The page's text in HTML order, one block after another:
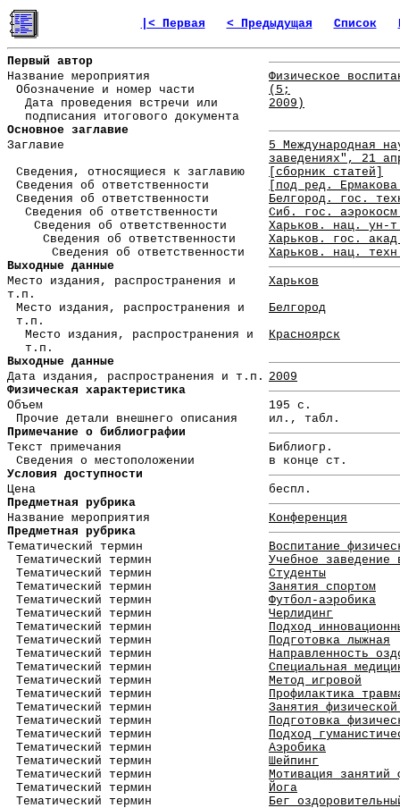
|< Первая < Предыдущая Список
Первый автор
Название мероприятия
Физическое
Обозначение и номер части
(5;
Дата проведения встречи или
подписания итогового документа
2009)
Основное заглавие
Заглавие
5 Международная
заведениях", 21
Сведения, относящиеся к заглавию
[сборник статей]
Сведения об ответственности
[под ред.
Сведения об ответственности
Белгород. гос.
Сведения об ответственности
Сиб. гос.
Сведения об ответственности
Харьков. нац. ун-
Сведения об ответственности
Харьков. гос.
Сведения об ответственности
Харьков. нац.
Выходные данные
Место издания, распространения и
т.п.
Харьков
Место издания, распространения и
т.п.
Белгород
Место издания, распространения и
т.п.
Красноярск
Выходные данные
Дата издания, распространения и т.п. 2009
Физическая характеристика
Объем
195 с.
Прочие детали внешнего описания
ил., табл.
Примечание о библиографии
Текст примечания
Библиогр.
Сведения о местоположении
в конце ст.
Условия доступности
Цена
беспл.
Предметная рубрика
Название мероприятия
Конференция
Предметная рубрика
Тематический термин
Воспитание
Тематический термин
Учебное заведение
Тематический термин
Студенты
Тематический термин
Занятия спортом
Тематический термин
Футбол-аэробика
Тематический термин
Черлидинг
Тематический термин
Подход
Тематический термин
Подготовка лыжная
Тематический термин
Направленность
Тематический термин
Специальная
Тематический термин
Метод игровой
Тематический термин
Профилактика
Тематический термин
Занятия
Тематический термин
Подготовка
Тематический термин
Подход
Тематический термин
Аэробика
Тематический термин
Шейпинг
Тематический термин
Мотивация занятий
Тематический термин
Йога
Тематический термин
Бег